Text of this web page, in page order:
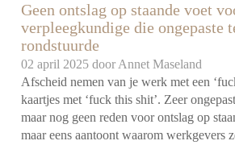
Geen ontslag op staande voet
verpleegkundige die ongepaste
rondstuurde
02 april 2025 doorAnnet Maseland
Afscheid nemen van je werk met een
kaartjes met ‘fuck this shit’. Zeer
maar nog geen reden voor ontslag op
maar eens aantoont waarom werkgevers